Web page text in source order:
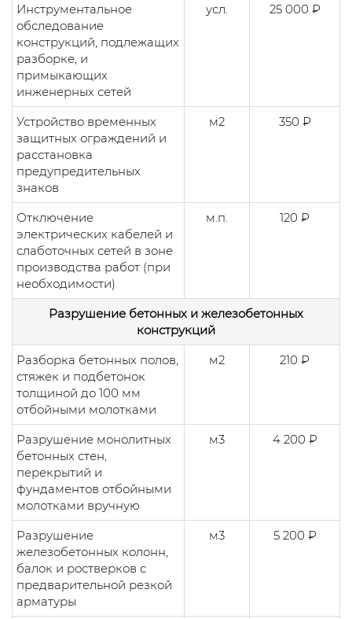
Инструментальное
обследование
конструкций, подлежащих
разборке, и
примыкающих
инженерных сетей
усл. 25 000 ₽
Устройство временных
защитных ограждений и
расстановка
предупредительных
знаков
м2 350 ₽
Отключение
электрических кабелей и
слаботочных сетей в зоне
производства работ (при
необходимости)
м.п. 120 ₽
Разрушение бетонных и железобетонных
конструкций
Разборка бетонных полов,
стяжек и подбетонок
толщиной до 100 мм
отбойными молотками
м2 210 ₽
Разрушение монолитных
бетонных стен,
перекрытий и
фундаментов отбойными
молотками вручную
м3 4 200 ₽
Разрушение
железобетонных колонн,
балок и ростверков с
предварительной резкой
арматуры
м3 5 200 ₽